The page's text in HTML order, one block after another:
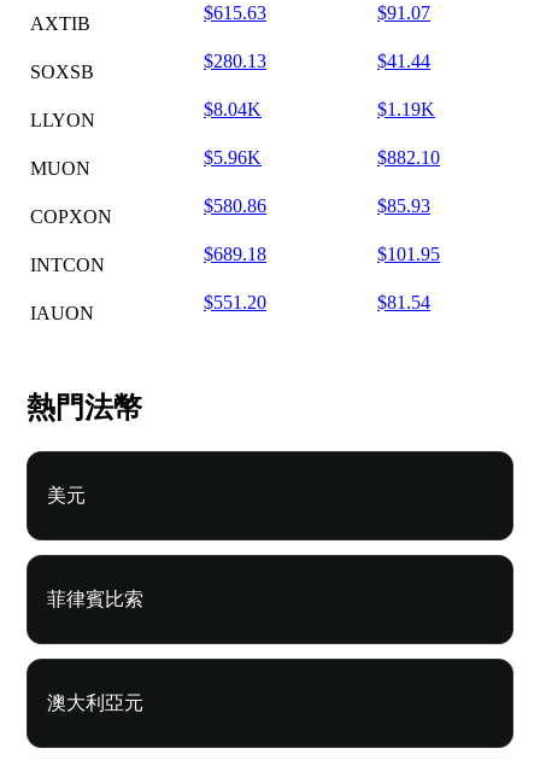
AXTIB
$615.63 $91.07
SOXSB
$280.13 $41.44
LLYON
$8.04K $1.19K
MUON
$5.96K $882.10
COPXON
$580.86 $85.93
INTCON
$689.18 $101.95
IAUON
$551.20 $81.54
熱門法幣
美元
菲律賓比索
澳大利亞元